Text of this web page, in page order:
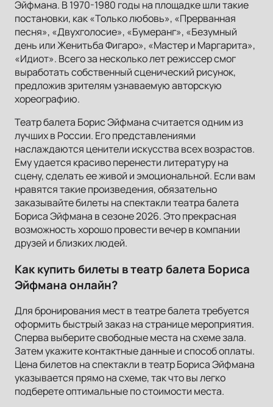
Эйфмана. В 1970-1980 годы на площадке шли такие
постановки, как «Только любовь», «Прерванная
песня», «Двухголосие», «Бумеранг», «Безумный
день или Женитьба Фигаро», «Мастер и Маргарита»,
«Идиот». Всего за несколько лет режиссер смог
выработать собственный сценический рисунок,
предложив зрителям узнаваемую авторскую
хореографию.
Театр балета Борис Эйфмана считается одним из
лучших в России. Его представлениями
наслаждаются ценители искусства всех возрастов.
Ему удается красиво перенести литературу на
сцену, сделать ее живой и эмоциональной. Если вам
нравятся такие произведения, обязательно
заказывайте билеты на спектакли театра балета
Бориса Эйфмана в сезоне 2026. Это прекрасная
возможность хорошо провести вечер в компании
друзей и близких людей.
Как купить билеты в театр балета Бориса
Эйфмана онлайн?
Для бронирования мест в театре балета требуется
оформить быстрый заказ на странице мероприятия.
Сперва выберите свободные места на схеме зала.
Затем укажите контактные данные и способ оплаты.
Цена билетов на спектакли в театр Бориса Эйфмана
указывается прямо на схеме, так что вы легко
подберете оптимальные по стоимости места.